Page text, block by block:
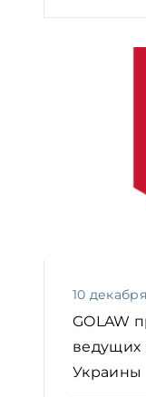
10
GOLAW
ведущих
Украины